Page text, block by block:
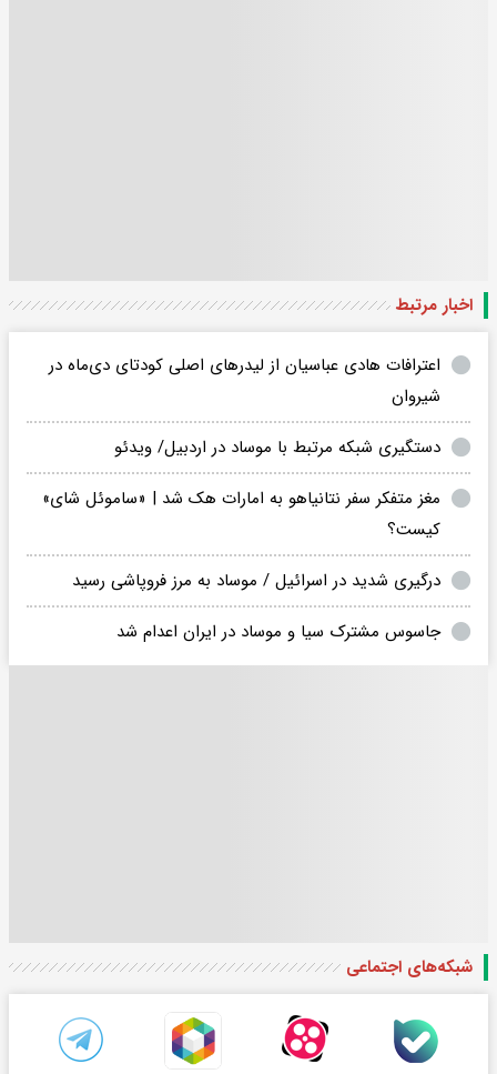
اخبار مرتبط
اعترافات هادی عباسیان از لیدرهای اصلی کودتای دی‌ماه در
شیروان
دستگیری شبکه مرتبط با موساد در اردبیل/ ویدئو
مغز متفکر سفر نتانیاهو به امارات هک شد | «ساموئل شای»
کیست؟
درگیری شدید در اسرائیل / موساد به مرز فروپاشی رسید
جاسوس مشترک سیا و موساد در ایران اعدام شد
شبکه‌های اجتماعی